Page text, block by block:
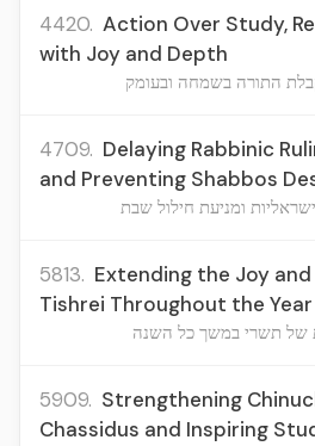
4420. Action Over Study,
with Joy and Depth
התורה בשמחה ובעומק
4709. Delaying Rabbinic
and Preventing Shabbos
ומניעת חילול שבת
5813. Extending the Joy
Tishrei Throughout the Year
תשרי במשך כל השנה
5909. Strengthening
Chassidus and Inspiring